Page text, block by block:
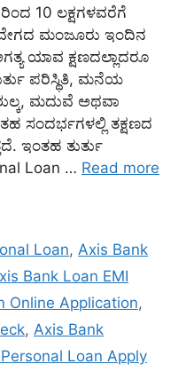
10 ಲಕ್ಷಗಳವರೆಗೆ
ಮಂಜೂರು ಇಂದಿನ
ಯಾವ ಕ್ಷಣದಲ್ಲಾದರೂ
ಪರಿಸ್ಥಿತಿ, ಮನೆಯ
ಮದುವೆ ಅಥವಾ
ಸಂದರ್ಭಗಳಲ್ಲಿ ತಕ್ಷಣದ
ಇಂತಹ ತುರ್ತು
Loan … Read more
Loan, Axis Bank
Bank Loan EMI
Online Application,
, Axis Bank
Loan Apply